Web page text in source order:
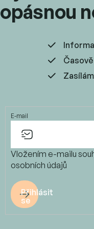
E-mail
Vložením e-mailu
osobních údajů
Přihlásit
se